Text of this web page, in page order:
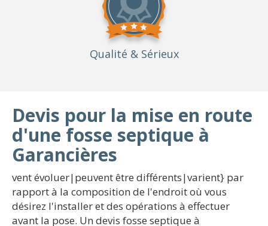
Qualité & Sérieux
Devis pour la mise en route
d'une fosse septique à
Garancières
vent évoluer|peuvent être différents|varient} par
rapport à la composition de l'endroit où vous
désirez l'installer et des opérations à effectuer
avant la pose. Un devis fosse septique à